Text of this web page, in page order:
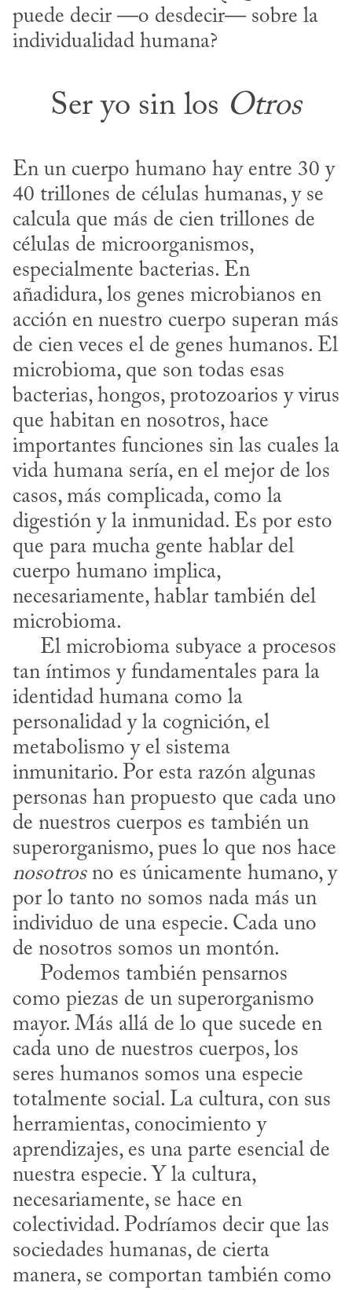
puede decir —o desdecir— sobre la
individualidad humana?
Ser yo sin los Otros
En un cuerpo humano hay entre 30 y
40 trillones de células humanas, y se
calcula que más de cien trillones de
células de microorganismos,
especialmente bacterias. En
añadidura, los genes microbianos en
acción en nuestro cuerpo superan más
de cien veces el de genes humanos. El
microbioma, que son todas esas
bacterias, hongos, protozoarios y virus
que habitan en nosotros, hace
importantes funciones sin las cuales la
vida humana sería, en el mejor de los
casos, más complicada, como la
digestión y la inmunidad. Es por esto
que para mucha gente hablar del
cuerpo humano implica,
necesariamente, hablar también del
microbioma.
tan íntimos y fundamentales para la
identidad humana como la
personalidad y la cognición, el
metabolismo y el sistema
inmunitario. Por esta razón algunas
personas han propuesto que cada uno
de nuestros cuerpos es también un
nosotros no es únicamente humano, y
por lo tanto no somos nada más un
individuo de una especie. Cada uno
de nosotros somos un montón.
como piezas de un superorganismo
mayor. Más allá de lo que sucede en
cada uno de nuestros cuerpos, los
seres humanos somos una especie
totalmente social. La cultura, con sus
herramientas, conocimiento y
aprendizajes, es una parte esencial de
nuestra especie. Y la cultura,
necesariamente, se hace en
colectividad. Podríamos decir que las
sociedades humanas, de cierta
manera, se comportan también como